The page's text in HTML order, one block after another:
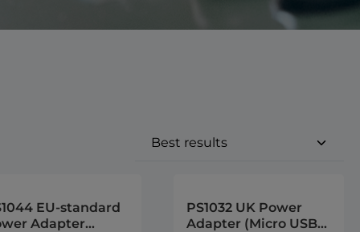
EU-standard
Adapter
PS1032 UK Power
Adapter (Micro USB)